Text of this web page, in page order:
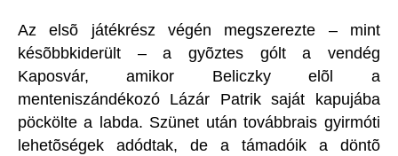
Az elsõ játékrész végén megszerezte – mint
késõbbkiderült – a gyõztes gólt a vendég
Kaposvár, amikor Beliczky elõl a
menteniszándékozó Lázár Patrik saját kapujába
pöckölte a labda. Szünet után továbbrais gyirmóti
lehetõségek adódtak, de a támadóik a döntõ